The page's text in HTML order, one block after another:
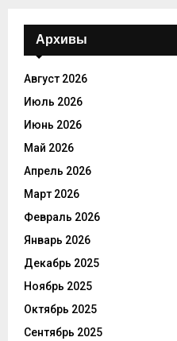
Архивы
Август 2026
Июль 2026
Июнь 2026
Май 2026
Апрель 2026
Март 2026
Февраль 2026
Январь 2026
Декабрь 2025
Ноябрь 2025
Октябрь 2025
Сентябрь 2025